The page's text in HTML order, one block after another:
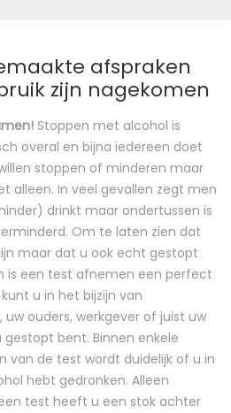
afspraken
zijn nagekomen
Stoppen met alcohol is
overal en bijna iedereen doet
stoppen of minderen maar
alleen. In veel gevallen zegt men
drinkt maar ondertussen is
Om te laten zien dat
maar dat u ook echt gestopt
is een test afnemen een perfect
u in het bijzijn van
ouders, werkgever of juist uw
bent. Binnen enkele
de test wordt duidelijk of u in
hebt gedronken. Alleen
test heeft u een stok achter